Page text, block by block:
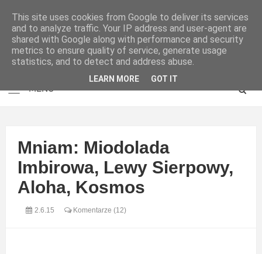
Mniam: Miodolada
Imbirowa, Lewy Sierpowy,
Aloha, Kosmos
2.6.15 Komentarze (12)
This site uses cookies from Google to deliver its services
and to analyze traffic. Your IP address and user-agent are
shared with Google along with performance and security
metrics to ensure quality of service, generate usage
statistics, and to detect and address abuse.
LEARN MORE GOT IT